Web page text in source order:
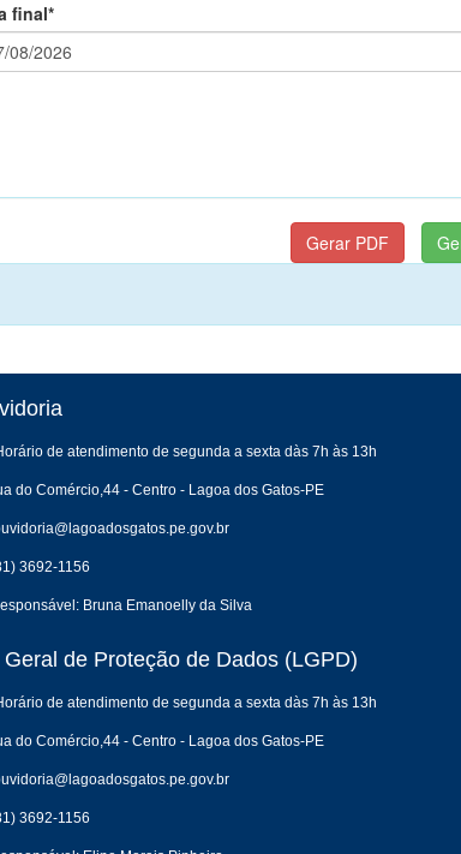
final*
de atendimento de segunda a sexta dàs 7h às 13h
do Comércio,44 - Centro - Lagoa dos Gatos-PE
3692-1156
Bruna Emanoelly da Silva
Geral de Proteção de Dados (LGPD)
de atendimento de segunda a sexta dàs 7h às 13h
do Comércio,44 - Centro - Lagoa dos Gatos-PE
3692-1156